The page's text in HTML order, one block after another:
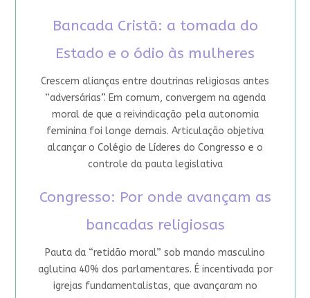
Bancada Cristã: a tomada do
Estado e o ódio às mulheres
Crescem alianças entre doutrinas religiosas antes
“adversárias”. Em comum, convergem na agenda
moral de que a reivindicação pela autonomia
feminina foi longe demais. Articulação objetiva
alcançar o Colégio de Líderes do Congresso e o
controle da pauta legislativa
Congresso: Por onde avançam as
bancadas religiosas
Pauta da “retidão moral” sob mando masculino
aglutina 40% dos parlamentares. É incentivada por
igrejas fundamentalistas, que avançaram no